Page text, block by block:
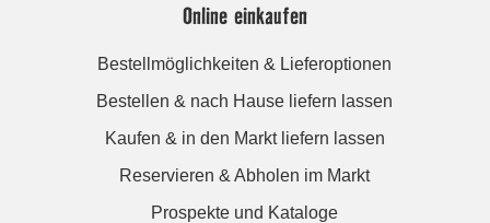
Online einkaufen
Bestellmöglichkeiten & Lieferoptionen
Bestellen & nach Hause liefern lassen
Kaufen & in den Markt liefern lassen
Reservieren & Abholen im Markt
Prospekte und Kataloge